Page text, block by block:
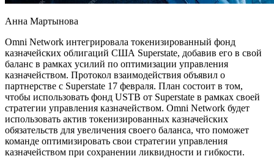
Анна Мартынова
Omni Network интегрировала токенизированный фонд
казначейских облигаций США Superstate, добавив его в свой
баланс в рамках усилий по оптимизации управления
казначейством. Протокол взаимодействия объявил о
партнерстве с Superstate 17 февраля. План состоит в том,
чтобы использовать фонд USTB от Superstate в рамках своей
стратегии управления казначейством. Omni Network будет
использовать актив токенизированных казначейских
обязательств для увеличения своего баланса, что поможет
команде оптимизировать свои стратегии управления
казначейством при сохранении ликвидности и гибкости.